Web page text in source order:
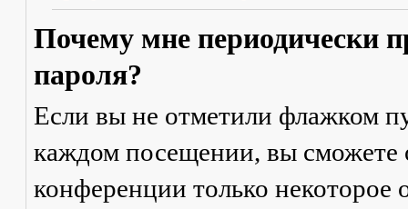
Почему мне периодически
пароля?
Если вы не отметили флажком
каждом посещении, вы сможете
конференции только некоторое